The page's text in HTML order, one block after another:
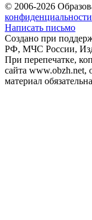
© 2006-2026
конфиденциальности
Написать письмо
Создано при
РФ, МЧС России,
При перепечатке,
сайта www.obzh.net,
материал